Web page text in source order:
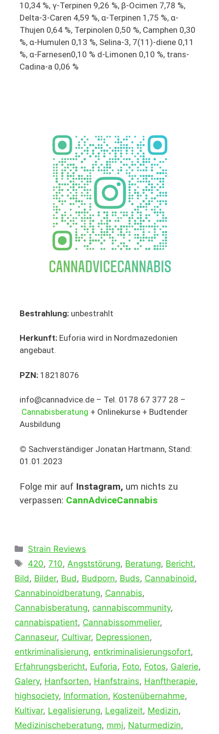
10,34 %, γ-Terpinen 9,26 %, β-Ocimen 7,78 %,
Delta-3-Caren 4,59 %, α-Terpinen 1,75 %, α-
Thujen 0,64 %, Terpinolen 0,50 %, Camphen 0,30
%, α-Humulen 0,13 %, Selina-3, 7(11)-diene 0,11
%, α-Farnesen0,10 % d-Limonen 0,10 %, trans-
Cadina-a 0,06 %
Bestrahlung: unbestrahlt
Herkunft: Euforia wird in Nordmazedonien
angebaut.
PZN: 18218076
info@cannadvice.de – Tel. 0178 67 377 28 –
Cannabisberatung + Onlinekurse + Budtender
Ausbildung
© Sachverständiger Jonatan Hartmann, Stand:
01.01.2023
Folge mir auf Instagram, um nichts zu
verpassen: CannAdviceCannabis
Strain Reviews
420,710, Angststörung, Beratung, Bericht,
Bild , Bilder, Bud , Budporn, Buds, Cannabinoid ,
Cannabinoidberatung, Cannabis,
Cannabisberatung, cannabiscommunity,
cannabispatient, Cannabissommelier,
Cannaseur, Cultivar, Depressionen,
entkriminalisierung, entkriminalisierungsofort,
Erfahrungsbericht, Euforia, Foto, Fotos, Galerie,
Galery, Hanfsorten, Hanfstrains, Hanftherapie,
highsociety, Information, Kostenübernahme,
Kultivar, Legalisierung, Legalizeit, Medizin,
Medizinischeberatung, mmj, Naturmedizin,